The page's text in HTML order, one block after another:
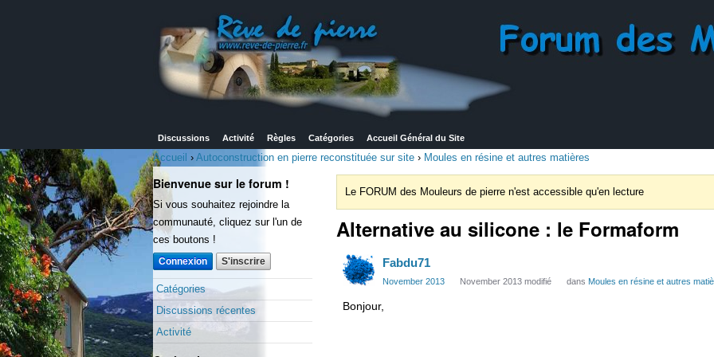
Discussions Activité Règles Catégories Accueil Général du Site
Accueil › Autoconstruction en pierre reconstituée sur site › Moules en résine et autres matières
Bienvenue sur le forum !
Si vous souhaitez rejoindre la
communauté, cliquez sur l'un de
ces boutons !
Connexion S'inscrire
Catégories
Discussions récentes
Activité
Le FORUM des Mouleurs de pierre n'est accessible qu'en lecture
Alternative au silicone : le Formaform
Fabdu71
November 2013 November 2013 modifié dans Moules en résine et autres
Bonjour,